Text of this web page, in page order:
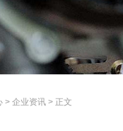
> 企业资讯 > 正文